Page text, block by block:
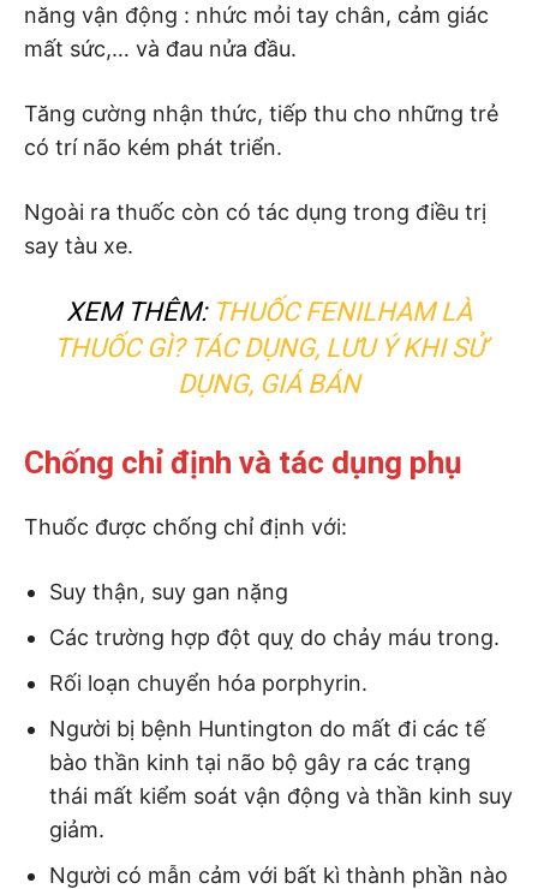
năng vận động : nhức mỏi tay chân, cảm giác
mất sức,… và đau nửa đầu.
Tăng cường nhận thức, tiếp thu cho những trẻ
có trí não kém phát triển.
Ngoài ra thuốc còn có tác dụng trong điều trị
say tàu xe.
XEM THÊM: THUỐC FENILHAM LÀ
THUỐC GÌ? TÁC DỤNG, LƯU Ý KHI SỬ
DỤNG, GIÁ BÁN
Chống chỉ định và tác dụng phụ
Thuốc được chống chỉ định với:
Suy thận, suy gan nặng
Các trường hợp đột quỵ do chảy máu trong.
Rối loạn chuyển hóa porphyrin.
Người bị bệnh Huntington do mất đi các tế
bào thần kinh tại não bộ gây ra các trạng
thái mất kiểm soát vận động và thần kinh suy
giảm.
Người có mẫn cảm với bất kì thành phần nào